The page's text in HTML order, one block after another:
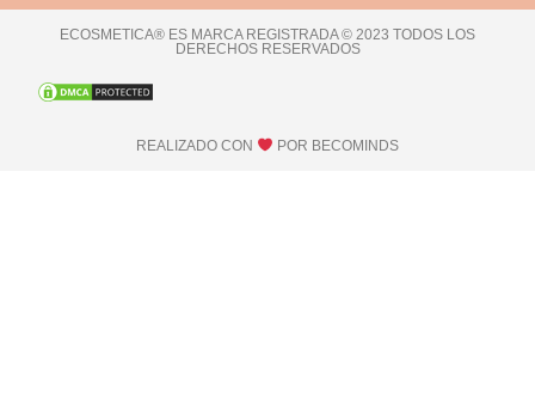
ECOSMETICA® ES MARCA REGISTRADA © 2023 TODOS LOS
DERECHOS RESERVADOS
REALIZADO CON POR BECOMINDS